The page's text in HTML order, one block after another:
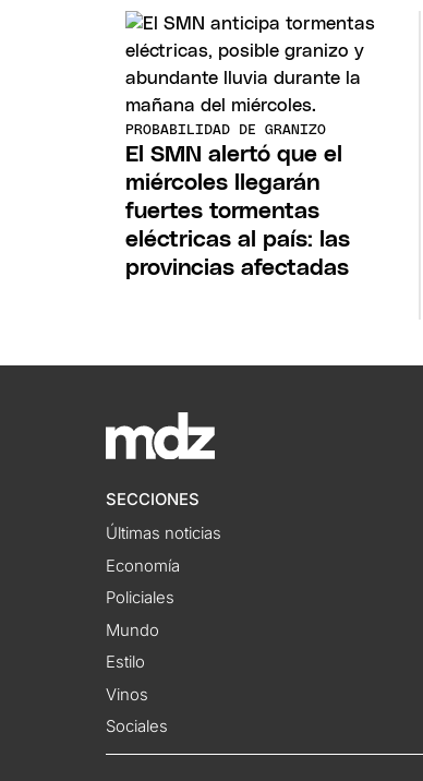
PROBABILIDAD DE GRANIZO
El SMN alertó que el
miércoles llegarán
fuertes tormentas
eléctricas al país: las
provincias afectadas
SECCIONES
Últimas noticias
Economía
Policiales
Mundo
Estilo
Vinos
Sociales